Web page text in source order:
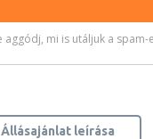
Állásajánlat leírása